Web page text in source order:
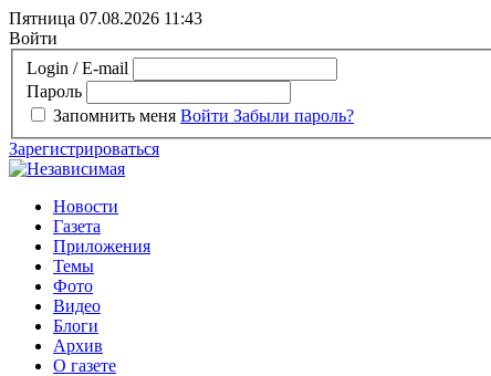
Пятница 07.08.2026 11:43
Войти
Login / E-mail
Пароль
Запомнить меня Войти Забыли пароль?
Зарегистрироваться
Новости
Газета
Приложения
Темы
Фото
Видео
Блоги
Архив
О газете